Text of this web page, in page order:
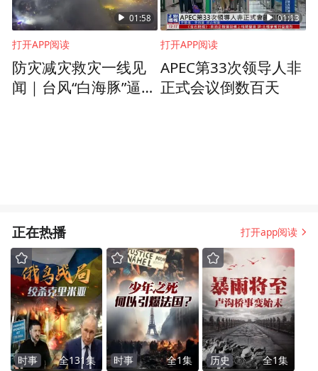
01:58
打开APP阅读
防灾减灾救灾一线见
闻｜台风“白海豚”逼近
01:13
打开APP阅读
APEC第33次领导人非
正式会议倒数百天
正在热播 打开app阅读
时事 全131集 时事 全1集 历史 全1集